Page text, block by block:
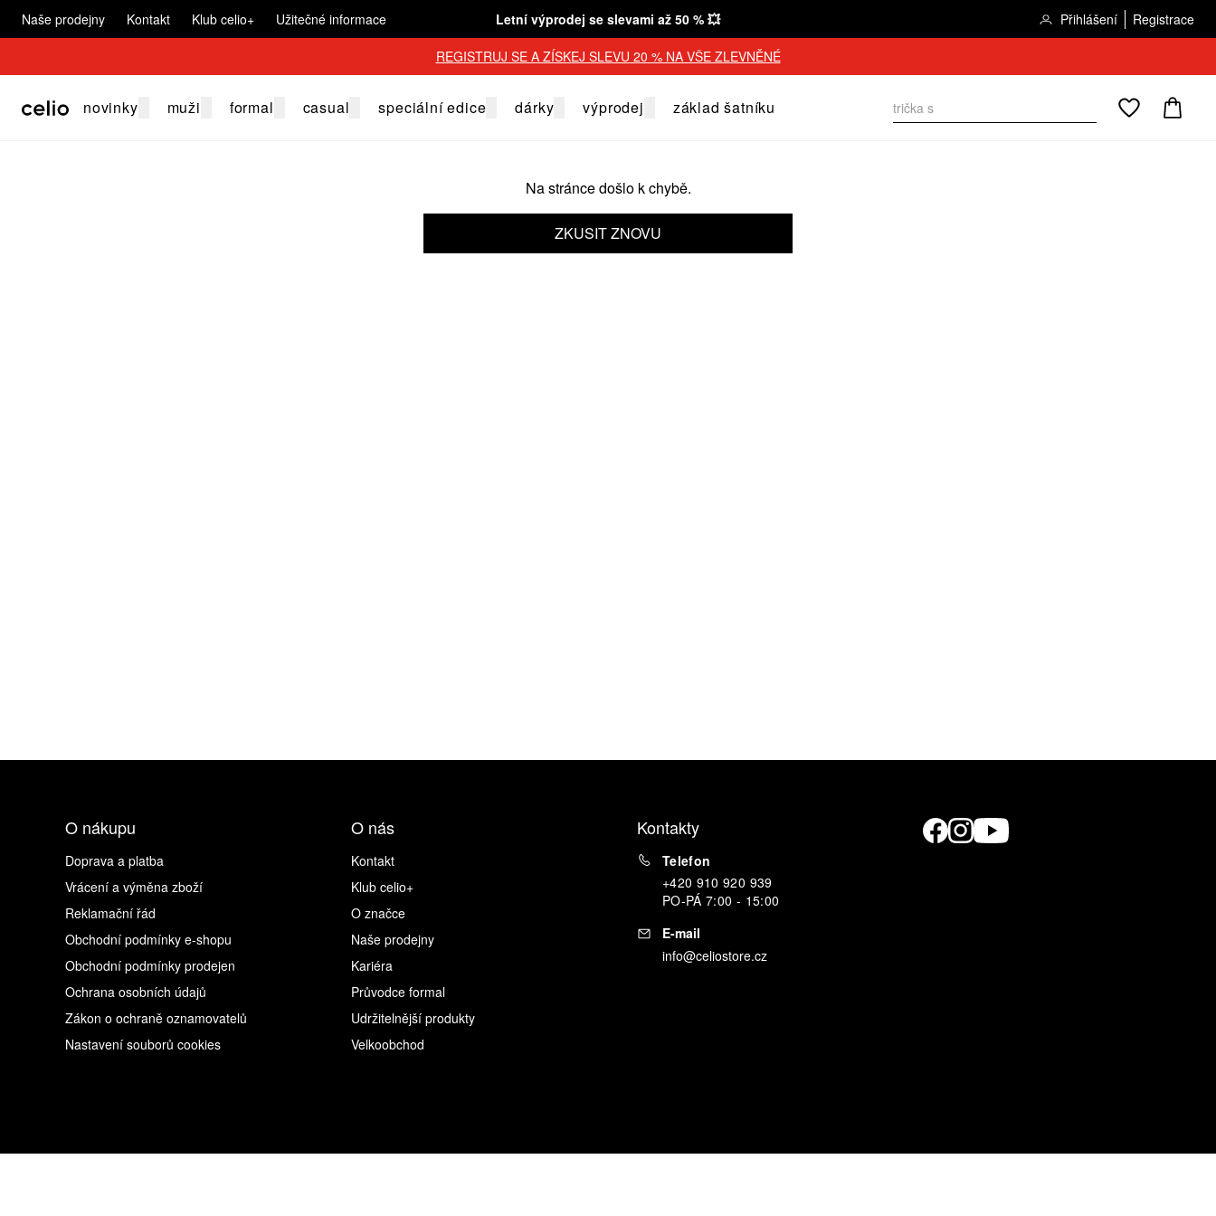
Naše prodejny Kontakt Klub celio+ Užitečné informace Letní výprodej se slevami až 50 % 💥 Přihlášení Registrace
REGISTRUJ SE A ZÍSKEJ SLEVU 20 % NA VŠE ZLEVNĚNÉ
novinky muži formal casual speciální edice dárky výprodej základ šatníku
Na stránce došlo k chybě.
ZKUSIT ZNOVU
O nákupu
Doprava a platba
Vrácení a výměna zboží
Reklamační řád
Obchodní podmínky e-shopu
Obchodní podmínky prodejen
Ochrana osobních údajů
Zákon o ochraně oznamovatelů
Nastavení souborů cookies
O nás
Kontakt
Klub celio+
O značce
Naše prodejny
Kariéra
Průvodce formal
Udržitelnější produkty
Velkoobchod
Kontakty
Telefon
+420 910 920 939
PO-PÁ 7:00 - 15:00
E-mail
info@celiostore.cz